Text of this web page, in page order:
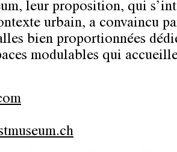
leur proposition, qui
urbain, a convaincu
bien proportionnées
modulables qui